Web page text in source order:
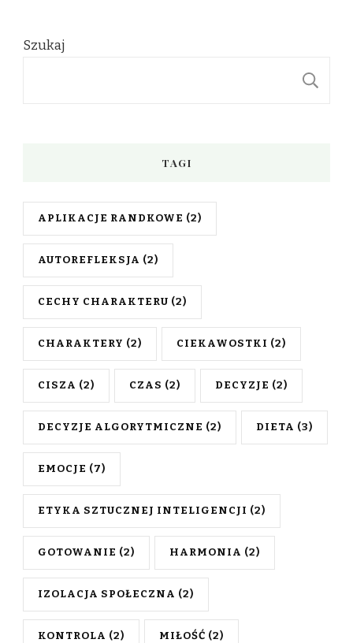
Szukaj
TAGI
APLIKACJE RANDKOWE (2)
AUTOREFLEKSJA (2)
CECHY CHARAKTERU (2)
CHARAKTERY (2) CIEKAWOSTKI (2)
CISZA (2) CZAS (2) DECYZJE (2)
DECYZJE ALGORYTMICZNE (2) DIETA (3)
EMOCJE (7)
ETYKA SZTUCZNEJ INTELIGENCJI (2)
GOTOWANIE (2) HARMONIA (2)
IZOLACJA SPOŁECZNA (2)
KONTROLA (2) MIŁOŚĆ (2)